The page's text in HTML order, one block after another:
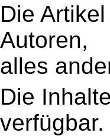
Die
Autoren,
alles
Die
verfügbar.